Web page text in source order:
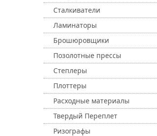
Сталкиватели
Ламинаторы
Брошюровщики
Позолотные прессы
Степлеры
Плоттеры
Расходные материалы
Твердый Переплет
Ризографы